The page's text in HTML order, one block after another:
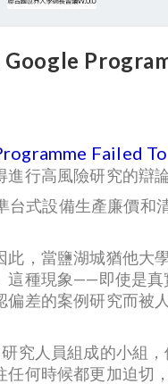
Failed
行高風險研究的辯論
式設備生產廉價
，當鹽湖城猶他大
這種現象——即使是
差的案例研究而被
究人員組成的小組
何時候都更加迫切